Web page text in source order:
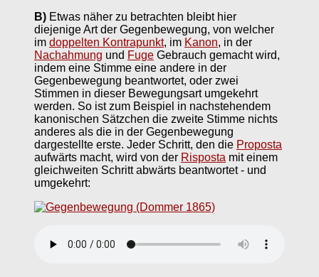
B) Etwas näher zu betrachten bleibt hier
diejenige Art der Gegenbewegung, von welcher
im doppelten Kontrapunkt, im Kanon, in der
Nachahmung und Fuge Gebrauch gemacht wird,
indem eine Stimme eine andere in der
Gegenbewegung beantwortet, oder zwei
Stimmen in dieser Bewegungsart umgekehrt
werden. So ist zum Beispiel in nachstehendem
kanonischen Sätzchen die zweite Stimme nichts
anderes als die in der Gegenbewegung
dargestellte erste. Jeder Schritt, den die Proposta
aufwärts macht, wird von der Risposta mit einem
gleichweiten Schritt abwärts beantwortet - und
umgekehrt: